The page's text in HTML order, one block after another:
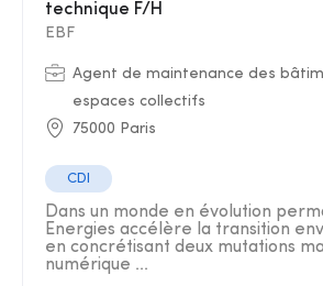
technique F/H
EBF
Agent de maintenance des
espaces collectifs
75000 Paris
CDI
Dans un monde en évolution
Energies accélère la transition
en concrétisant deux mutations
numérique ...